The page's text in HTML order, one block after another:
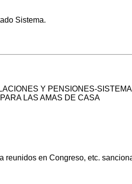
Sistema.
Y PENSIONES-
LAS AMAS DE CASA
en Congreso, etc.